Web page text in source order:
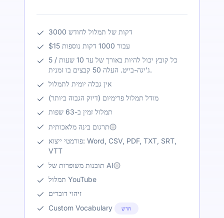
3000 דקות של תמלול לחודש
$15 עבור 1000 דקות נוספות
כל קובץ יכול להיות באורך של עד 10 שעות / 5
ג'יגה-בייט. העלה 50 קבצים בו זמנית.
אין גבלה יומית לתמלול
מודל תמלול פרימיום (דיוק הגבוה ביותר)
תמלול זמין ב-63 שפות
תרגום בינה מלאכותית
פורמטי ייצוא: Word, CSV, PDF, TXT, SRT,
VTT
תובנות משופרות של AI
תמלול YouTube
זיהוי דוברים
Custom Vocabulary
חדש